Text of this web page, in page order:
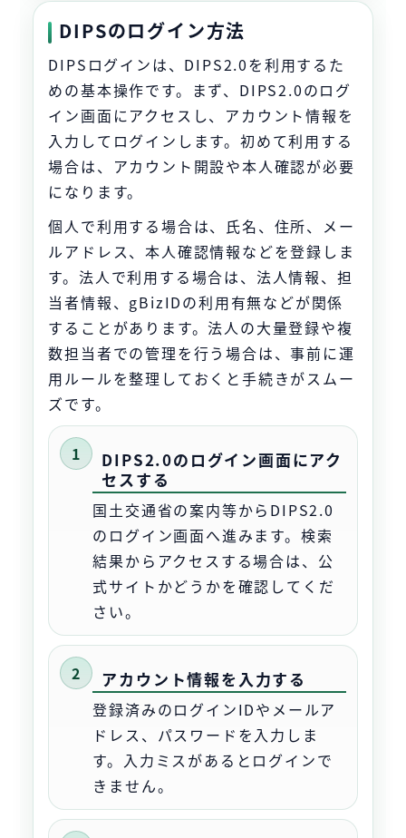
DIPSのログイン方法
DIPSログインは、DIPS2.0を利用するた
めの基本操作です。まず、DIPS2.0のログ
イン画面にアクセスし、アカウント情報を
入力してログインします。初めて利用する
場合は、アカウント開設や本人確認が必要
になります。
個人で利用する場合は、氏名、住所、メー
ルアドレス、本人確認情報などを登録しま
す。法人で利用する場合は、法人情報、担
当者情報、gBizIDの利用有無などが関係
することがあります。法人の大量登録や複
数担当者での管理を行う場合は、事前に運
用ルールを整理しておくと手続きがスムー
ズです。
DIPS2.0のログイン画面にアク
セスする
国土交通省の案内等からDIPS2.0
のログイン画面へ進みます。検索
結果からアクセスする場合は、公
式サイトかどうかを確認してくだ
さい。
アカウント情報を入力する
登録済みのログインIDやメールア
ドレス、パスワードを入力しま
す。入力ミスがあるとログインで
きません。